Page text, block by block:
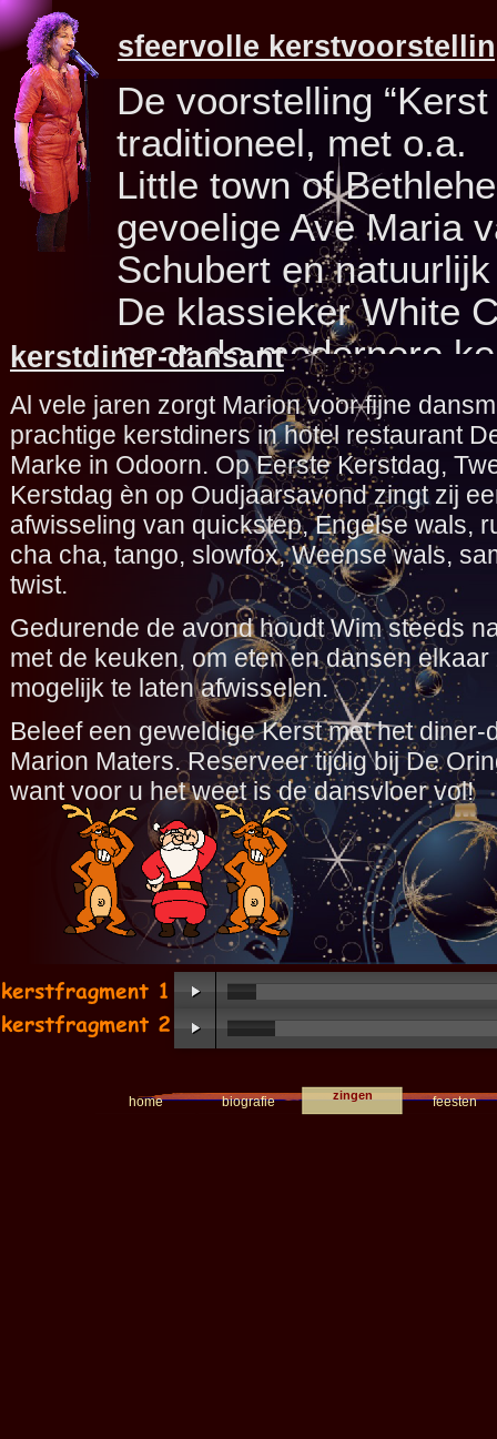
home biografie zingen feesten
sfeervolle
De voorstelling
traditioneel, met o.a.
Little town of
gevoelige Ave Maria
Schubert en
De klassieker White
naar de modernere
rock, Let it snow, All
Santa Claus is
Marion wisselt de muziek
Ook draagt zij enkele
Een heerlijke voorstelling
Al vele jaren zorgt Marion voor fijne
prachtige kerstdiners in hotel restaurant
Marke in Odoorn. Op Eerste Kerstdag,
Kerstdag èn op Oudjaarsavond zingt zij
afwisseling van quickstep, Engelse wals,
cha cha, tango, slowfox, Weense wals,
twist.
Gedurende de avond houdt Wim steeds
met de keuken, om eten en dansen elkaar
mogelijk te laten afwisselen.
Beleef een geweldige Kerst met het diner-
Marion Maters. Reserveer tijdig bij De
want voor u het weet is de dansvloer vol!
kerstdiner-dansant